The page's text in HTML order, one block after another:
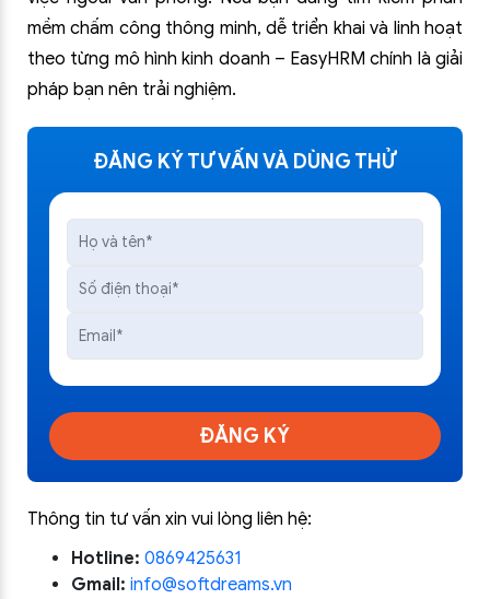
mềm chấm công thông minh, dễ triển khai và linh hoạt
theo từng mô hình kinh doanh – EasyHRM chính là giải
pháp bạn nên trải nghiệm.
ĐĂNG KÝ TƯ VẤN VÀ DÙNG THỬ
ĐĂNG KÝ
Thông tin tư vấn xin vui lòng liên hệ:
Hotline: 0869425631
Gmail: info@softdreams.vn